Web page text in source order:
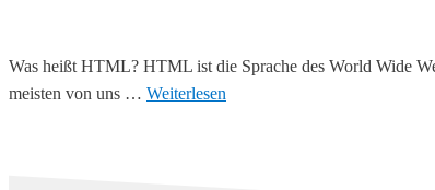
Was heißt HTML? HTML ist die Sprache des World Wide
meisten von uns … Weiterlesen